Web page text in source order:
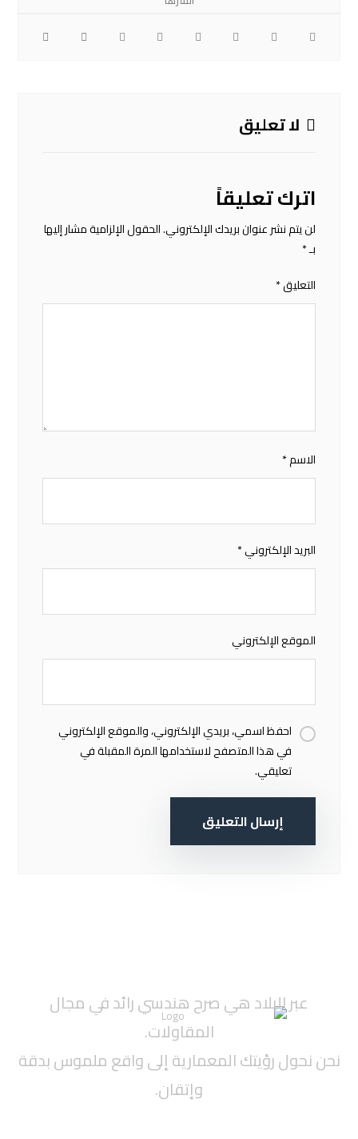
لا تعليق
اترك تعليقاً
لن يتم نشر عنوان بريدك الإلكتروني.الحقول الإلزامية مشار إليها
بـ*
التعليق*
الاسم*
البريد الإلكتروني*
الموقع الإلكتروني
احفظ اسمي، بريدي الإلكتروني، والموقع الإلكتروني
في هذا المتصفح لاستخدامها المرة المقبلة في
تعليقي.
إرسال التعليق
عبر البلاد هي صرح هندسي رائد في مجال
المقاولات.
نحن نحول رؤيتك المعمارية إلى واقع ملموس بدقة
وإتقان.